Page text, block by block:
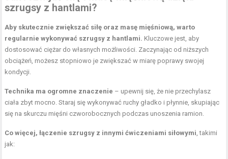
szrugsy z hantlami?
Aby skutecznie zwiększać siłę oraz masę mięśniową, warto
regularnie wykonywać szrugsy z hantlami. Kluczowe jest, aby
dostosować ciężar do własnych możliwości. Zaczynając od niższych
obciążeń, możesz stopniowo je zwiększać w miarę poprawy swojej
kondycji.
Technika ma ogromne znaczenie – upewnij się, że nie przechylasz
ciała zbyt mocno. Staraj się wykonywać ruchy gładko i płynnie, skupiając
się na skurczu mięśni czworobocznych podczas unoszenia ramion.
Co więcej, łączenie szrugsy z innymi ćwiczeniami siłowymi, takimi
jak: